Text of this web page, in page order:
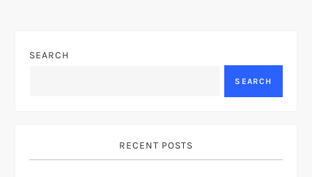
v
a
SEARCH
SEARCH
RECENT POSTS